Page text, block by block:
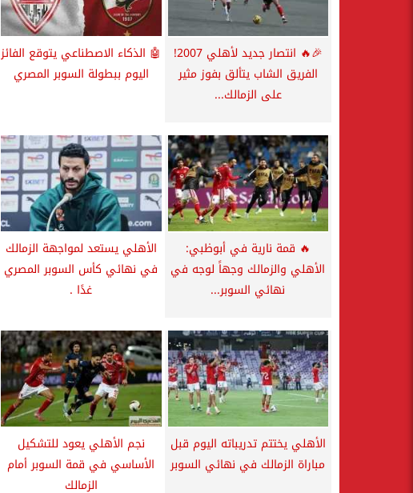
🎉🔥 انتصار جديد لأهلي 2007!
الفريق الشاب يتألق بفوز مثير
على الزمالك...
🤖 الذكاء الاصطناعي يتوقع الفائز
اليوم ببطولة السوبر المصري
🔥 قمة نارية في أبوظبي:
الأهلي والزمالك وجهاً لوجه في
نهائي السوبر...
الأهلي يستعد لمواجهة الزمالك
في نهائي كأس السوبر المصري
غدًا .
الأهلي يختتم تدريباته اليوم قبل
مباراة الزمالك في نهائي السوبر
نجم الأهلي يعود للتشكيل
الأساسي في قمة السوبر أمام
الزمالك